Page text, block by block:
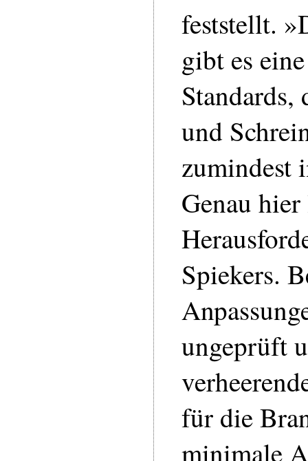
feststellt.
gibt es
Standards,
und
zumindest
Genau
Spiekers.
ungeprüft
für die
minimale